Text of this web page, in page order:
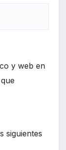
y web en
siguientes